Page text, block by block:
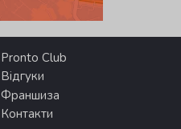
Pronto Club
Відгуки
Франшиза
Контакти